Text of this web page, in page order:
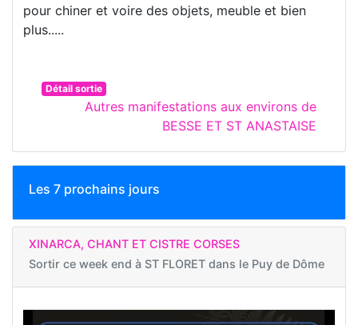
pour chiner et voire des objets, meuble et bien
plus.....
Détail sortie
Autres manifestations aux environs de
BESSE ET ST ANASTAISE
Les 7 prochains jours
XINARCA, CHANT ET CISTRE CORSES
Sortir ce week end à ST FLORET dans le Puy de Dôme